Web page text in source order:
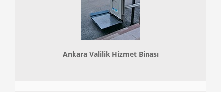
Ankara Valilik Hizmet Binası